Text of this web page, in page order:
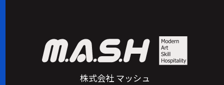
株式会社 マッシュ